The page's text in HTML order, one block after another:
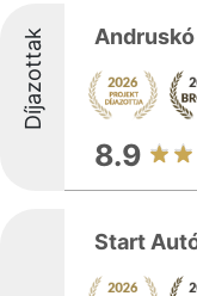
Díjazottak
8.9
Start